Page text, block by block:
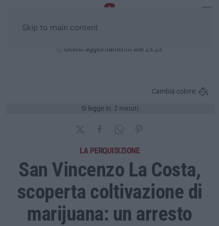
Skip to main content
Ultimo aggiornamento alle 23:23
Si legge in: 2 minuti
Cambia colore:
LA PERQUISIZIONE
San Vincenzo La Costa,
scoperta coltivazione di
marijuana: un arresto